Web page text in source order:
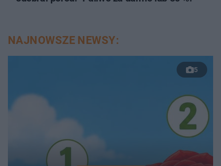
NAJNOWSZE NEWSY:
5